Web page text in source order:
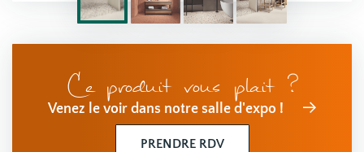
Ce produit vous plait ?
Venez le voir dans notre salle d'expo !
PRENDRE RDV